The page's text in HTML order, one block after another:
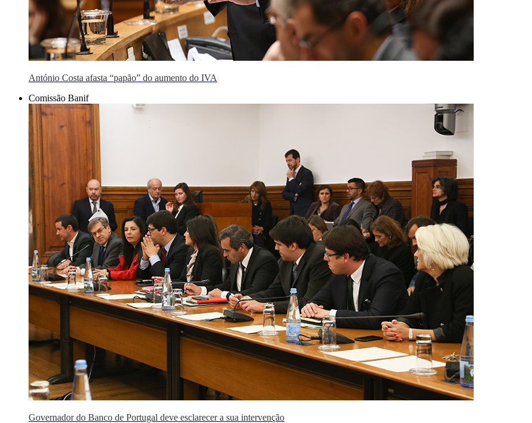
António Costa afasta “papão” do aumento do IVA
Comissão Banif
Governador do Banco de Portugal deve esclarecer a sua intervenção